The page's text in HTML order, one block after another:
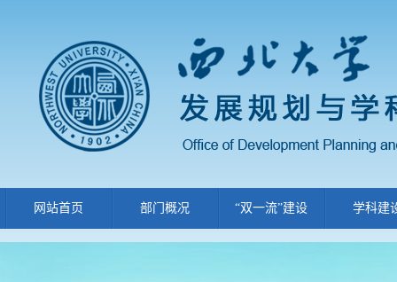
网站首页 部门概况 “双一流”建设 学科建